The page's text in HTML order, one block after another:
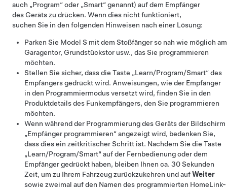
auch „Program“ oder „Smart“ genannt) auf dem Empfänger
des Geräts zu drücken. Wenn dies nicht funktioniert,
suchen Sie in den folgenden Hinweisen nach einer Lösung:
Parken Sie Model S mit dem Stoßfänger so nah wie möglich am
Garagentor, Grundstückstor usw., das Sie programmieren
möchten.
Stellen Sie sicher, dass die Taste „Learn/Program/Smart“ des
Empfängers gedrückt wird. Anweisungen, wie der Empfänger
in den Programmiermodus versetzt wird, finden Sie in den
Produktdetails des Funkempfängers, den Sie programmieren
möchten.
Wenn während der Programmierung des Geräts der Bildschirm
„Empfänger programmieren“ angezeigt wird, bedenken Sie,
dass dies ein zeitkritischer Schritt ist. Nachdem Sie die Taste
„Learn/Program/Smart“ auf der Fernbedienung oder dem
Empfänger gedrückt haben, bleiben Ihnen ca. 30 Sekunden
Zeit, um zu Ihrem Fahrzeug zurückzukehren und aufWeiter
sowie zweimal auf den Namen des programmierten HomeLink-